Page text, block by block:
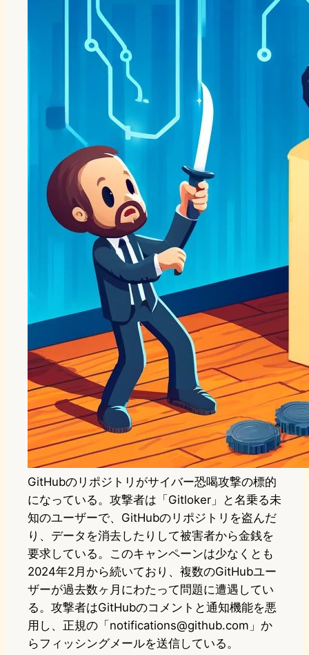
GitHubのリポジトリがサイバー恐喝攻撃の標的
になっている。攻撃者は「Gitloker」と名乗る未
知のユーザーで、GitHubのリポジトリを盗んだ
り、データを消去したりして被害者から金銭を
要求している。このキャンペーンは少なくとも
2024年2月から続いており、複数のGitHubユー
ザーが過去数ヶ月にわたって問題に遭遇してい
る。攻撃者はGitHubのコメントと通知機能を悪
用し、正規の「notifications@github.com」か
らフィッシングメールを送信している。